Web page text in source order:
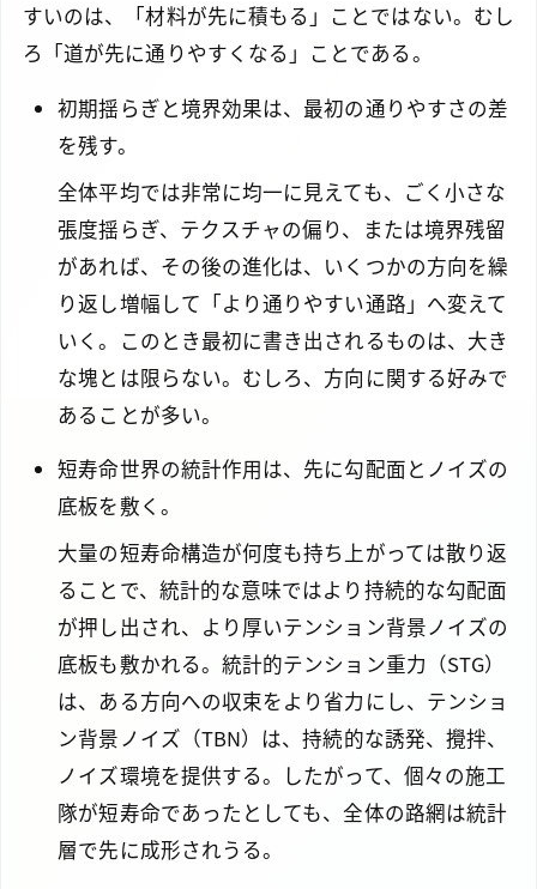
すいのは、「材料が先に積もる」ことではない。むし
ろ「道が先に通りやすくなる」ことである。
初期揺らぎと境界効果は、最初の通りやすさの差
を残す。
全体平均では非常に均一に見えても、ごく小さな
張度揺らぎ、テクスチャの偏り、または境界残留
があれば、その後の進化は、いくつかの方向を繰
り返し増幅して「より通りやすい通路」へ変えて
いく。このとき最初に書き出されるものは、大き
な塊とは限らない。むしろ、方向に関する好みで
あることが多い。
短寿命世界の統計作用は、先に勾配面とノイズの
底板を敷く。
大量の短寿命構造が何度も持ち上がっては散り返
ることで、統計的な意味ではより持続的な勾配面
が押し出され、より厚いテンション背景ノイズの
底板も敷かれる。統計的テンション重力（STG）
は、ある方向への収束をより省力にし、テンショ
ン背景ノイズ（TBN）は、持続的な誘発、攪拌、
ノイズ環境を提供する。したがって、個々の施工
隊が短寿命であったとしても、全体の路網は統計
層で先に成形されうる。